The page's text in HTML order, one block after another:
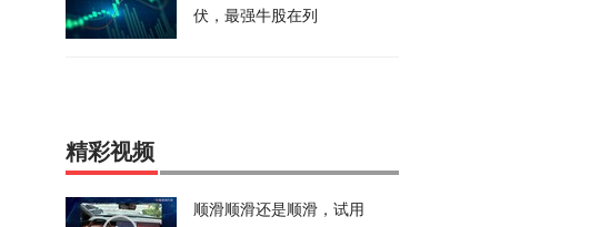
伏，最强牛股在列
精彩视频
顺滑顺滑还是顺滑，试用